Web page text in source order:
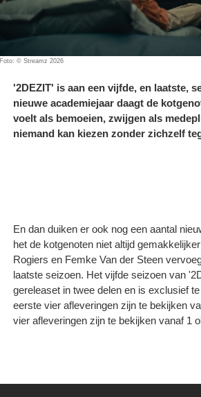
Foto: © Streamz 2026
'2DEZIT' is aan een vijfde, en laatste,
nieuwe academiejaar daagt de
voelt als bemoeien, zwijgen als
niemand kan kiezen zonder zichzelf
En dan duiken er ook nog een aantal
het de kotgenoten niet altijd
Rogiers en Femke Van der Steen
laatste seizoen. Het vijfde seizoen van
gereleaset in twee delen en is exclusief
eerste vier afleveringen zijn te bekijken
vier afleveringen zijn te bekijken vanaf 1